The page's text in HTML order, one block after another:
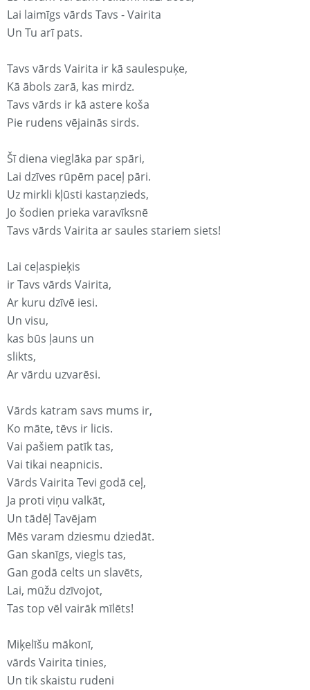
Lai laimīgs vārds Tavs - Vairita
Un Tu arī pats.
Tavs vārds Vairita ir kā saulespuķe,
Kā ābols zarā, kas mirdz.
Tavs vārds ir kā astere koša
Pie rudens vējainās sirds.
Šī diena vieglāka par spāri,
Lai dzīves rūpēm paceļ pāri.
Uz mirkli kļūsti kastaņzieds,
Jo šodien prieka varavīksnē
Tavs vārds Vairita ar saules stariem siets!
Lai ceļaspieķis
ir Tavs vārds Vairita,
Ar kuru dzīvē iesi.
Un visu,
kas būs ļauns un
slikts,
Ar vārdu uzvarēsi.
Vārds katram savs mums ir,
Ko māte, tēvs ir licis.
Vai pašiem patīk tas,
Vai tikai neapnicis.
Vārds Vairita Tevi godā ceļ,
Ja proti viņu valkāt,
Un tādēļ Tavējam
Mēs varam dziesmu dziedāt.
Gan skanīgs, viegls tas,
Gan godā celts un slavēts,
Lai, mūžu dzīvojot,
Tas top vēl vairāk mīlēts!
Miķelīšu mākonī,
vārds Vairita tinies,
Un tik skaistu rudeni